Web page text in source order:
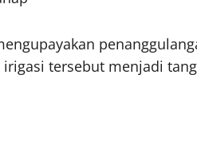
tersebut menjadi